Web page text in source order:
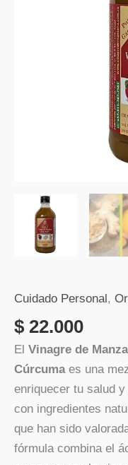
Cuidado Personal ,
$ 22.000
El Vinagre de
Cúrcumaes una
enriquecer tu salud
con ingredientes
que han sido
fórmula combina el